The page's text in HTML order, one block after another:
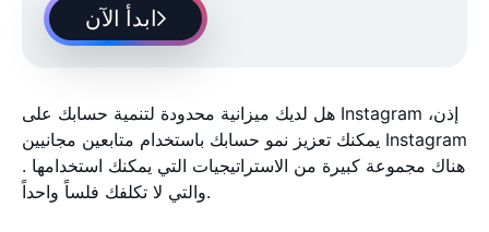
ابدأ الآن
هل لديك ميزانية محدودة لتنمية حسابك على Instagram إذن،
يمكنك تعزيز نمو حسابك باستخدام متابعين مجانيين Instagram
. هناك مجموعة كبيرة من الاستراتيجيات التي يمكنك استخدامها
والتي لا تكلفك فلساً واحداً.